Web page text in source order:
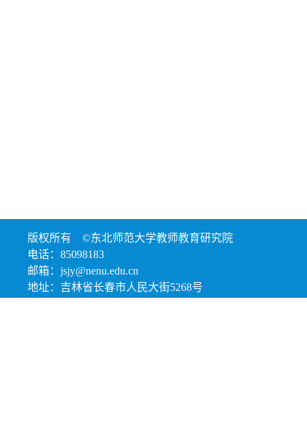
版权所有 ©东北师范大学教师教育研究院
电话：85098183
邮箱：jsjy@nenu.edu.cn
地址：吉林省长春市人民大街5268号